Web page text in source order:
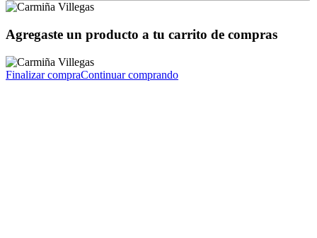
Agregaste un producto a tu carrito de compras
Finalizar compraContinuar comprando